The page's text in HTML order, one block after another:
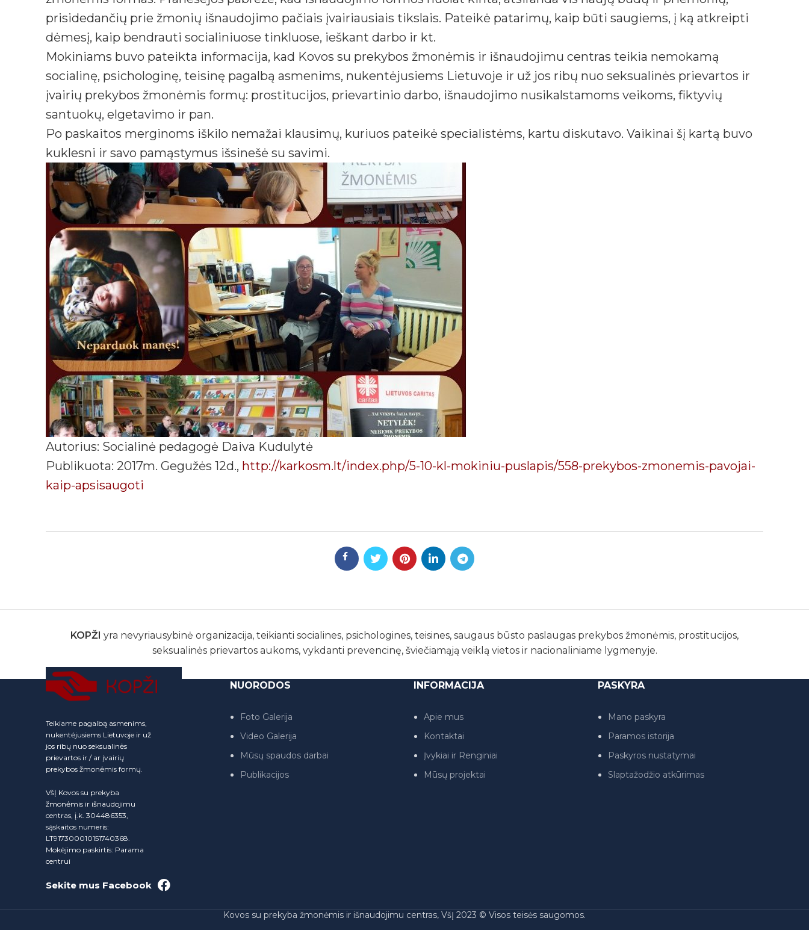
prisidedančių prie žmonių išnaudojimo pačiais įvairiausiais tikslais. Pateikė patarimų, kaip būti saugiems, į ką atkreipti
dėmesį, kaip bendrauti socialiniuose tinkluose, ieškant darbo ir kt.
Mokiniams buvo pateikta informacija, kad Kovos su prekybos žmonėmis ir išnaudojimu centras teikia nemokamą
socialinę, psichologinę, teisinę pagalbą asmenims, nukentėjusiems Lietuvoje ir už jos ribų nuo seksualinės prievartos ir
įvairių prekybos žmonėmis formų: prostitucijos, prievartinio darbo, išnaudojimo nusikalstamoms veikoms, fiktyvių
santuokų, elgetavimo ir pan.
Po paskaitos merginoms iškilo nemažai klausimų, kuriuos pateikė specialistėms, kartu diskutavo. Vaikinai šį kartą buvo
kuklesni ir savo pamąstymus išsinešė su savimi.
Autorius: Socialinė pedagogė Daiva Kudulytė
Publikuota: 2017m. Gegužės 12d., http://karkosm.lt/index.php/5-10-kl-mokiniu-puslapis/558-prekybos-zmonemis-pavojai-
kaip-apsisaugoti
KOPŽI yra nevyriausybinė organizacija, teikianti socialines, psichologines, teisines, saugaus būsto paslaugas prekybos žmonėmis, prostitucijos,
seksualinės prievartos aukoms, vykdanti prevencinę, šviečiamąją veiklą vietos ir nacionaliniame lygmenyje.
Teikiame pagalbą asmenims,
nukentėjusiems Lietuvoje ir už
jos ribų nuo seksualinės
prievartos ir / ar įvairių
prekybos žmonėmis formų.
VšĮ Kovos su prekyba
žmonėmis ir išnaudojimu
centras, į.k. 304486353,
sąskaitos numeris:
LT917300010151740368.
Mokėjimo paskirtis: Parama
centrui
Sekite mus Facebook
NUORODOS
Foto Galerija
Video Galerija
Mūsų spaudos darbai
Publikacijos
INFORMACIJA
Apie mus
Kontaktai
Įvykiai ir Renginiai
Mūsų projektai
PASKYRA
Mano paskyra
Paramos istorija
Paskyros nustatymai
Slaptažodžio atkūrimas
Kovos su prekyba žmonėmis ir išnaudojimu centras, VšĮ 2023 © Visos teisės saugomos.